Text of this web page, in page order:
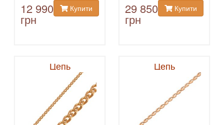
12 990
грн
Купити 29 850
грн
Купити
Цепь Цепь